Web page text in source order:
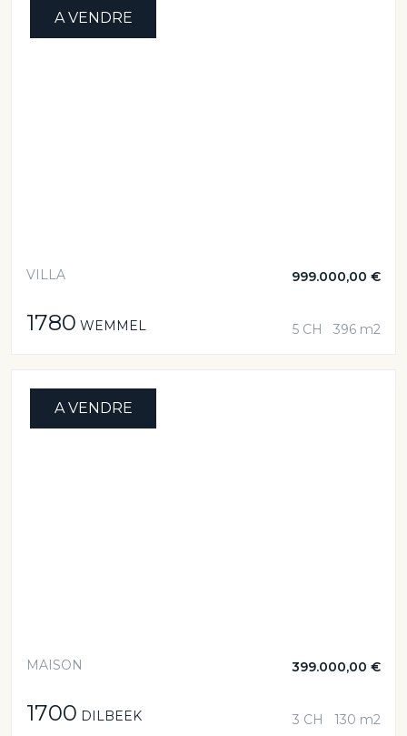
A VENDRE
VILLA 999.000,00 €
1780 WEMMEL 5 CH 396 m2
A VENDRE
MAISON 399.000,00 €
1700 DILBEEK 3 CH 130 m2